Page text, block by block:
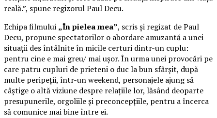
reală.”, spune regizorul Paul Decu.
Echipa filmului „În pielea mea”, scris și regizat de Paul
Decu, propune spectatorilor o abordare amuzantă a unei
situații des întâlnite în micile certuri dintr-un cuplu:
pentru cine e mai greu/ mai ușor. În urma unei provocări pe
care patru cupluri de prieteni o duc la bun sfârșit, după
multe peripeții, într-un weekend, personajele ajung să
câștige o altă viziune despre relațiile lor, lăsând deoparte
presupunerile, orgoliile și preconcepțiile, pentru a încerca
să comunice mai bine între ei.